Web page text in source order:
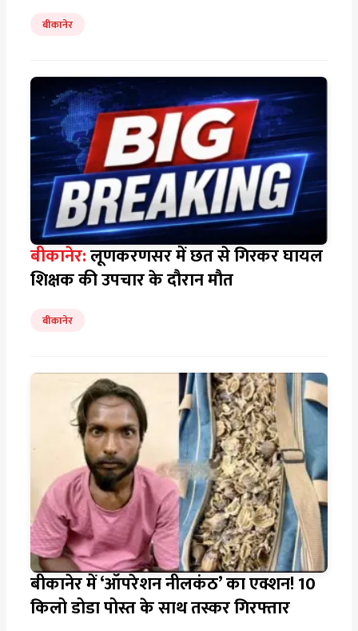
बीकानेर
बीकानेर:लूणकरणसर में छत से गिरकर घायल
शिक्षक की उपचार के दौरान मौत
बीकानेर
बीकानेर में ‘ऑपरेशन नीलकंठ’ का एक्शन! 10
किलो डोडा पोस्त के साथ तस्कर गिरफ्तार